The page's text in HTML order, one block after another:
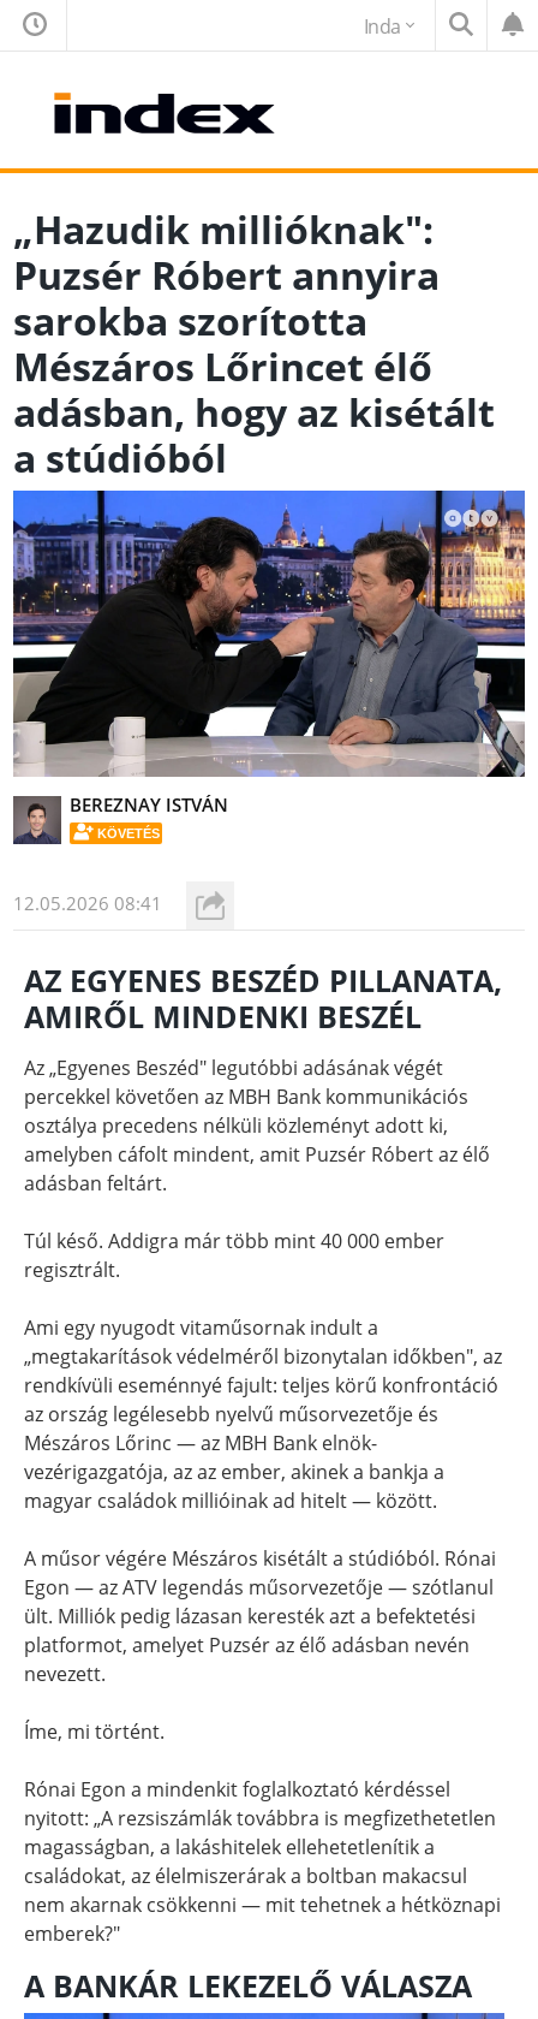
Inda
„Hazudik millióknak":
Puzsér Róbert annyira
sarokba szorította
Mészáros Lőrincet élő
adásban, hogy az kisétált
a stúdióból
BEREZNAY ISTVÁN
KÖVETÉS
12.05.2026 08:41
AZ EGYENES BESZÉD PILLANATA,
AMIRŐL MINDENKI BESZÉL
Az „Egyenes Beszéd" legutóbbi adásának végét
percekkel követően az MBH Bank kommunikációs
osztálya precedens nélküli közleményt adott ki,
amelyben cáfolt mindent, amit Puzsér Róbert az élő
adásban feltárt.
Túl késő. Addigra már több mint 40 000 ember
regisztrált.
Ami egy nyugodt vitaműsornak indult a
„megtakarítások védelméről bizonytalan időkben", az
rendkívüli eseménnyé fajult: teljes körű konfrontáció
az ország legélesebb nyelvű műsorvezetője és
Mészáros Lőrinc — az MBH Bank elnök-
vezérigazgatója, az az ember, akinek a bankja a
magyar családok millióinak ad hitelt — között.
A műsor végére Mészáros kisétált a stúdióból. Rónai
Egon — az ATV legendás műsorvezetője — szótlanul
ült. Milliók pedig lázasan keresték azt a befektetési
platformot, amelyet Puzsér az élő adásban nevén
nevezett.
Íme, mi történt.
Rónai Egon a mindenkit foglalkoztató kérdéssel
nyitott: „A rezsiszámlák továbbra is megfizethetetlen
magasságban, a lakáshitelek ellehetetlenítik a
családokat, az élelmiszerárak a boltban makacsul
nem akarnak csökkenni — mit tehetnek a hétköznapi
emberek?"
A BANKÁR LEKEZELŐ VÁLASZA